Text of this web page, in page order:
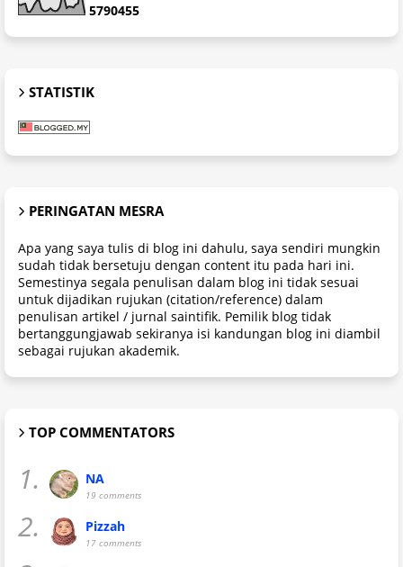
5790455
STATISTIK
PERINGATAN MESRA
Apa yang saya tulis di blog ini dahulu, saya sendiri mungkin
sudah tidak bersetuju dengan content itu pada hari ini.
Semestinya segala penulisan dalam blog ini tidak sesuai
untuk dijadikan rujukan (citation/reference) dalam
penulisan artikel / jurnal saintifik. Pemilik blog tidak
bertanggungjawab sekiranya isi kandungan blog ini diambil
sebagai rujukan akademik.
TOP COMMENTATORS
1. NA
19 comments
2. Pizzah
17 comments